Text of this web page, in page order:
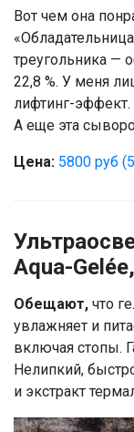
Вот чем она
треугольника —
22,8 %. У меня
лифтинг-
А еще эта
Цена: 5800 руб
Aqua-
Обещают, что
увлажняет и
включая стопы.
Нелипкий,
и экстракт